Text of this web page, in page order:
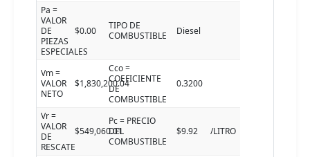
Pa =
VALOR
DE
PIEZAS
ESPECIALES
$0.00
TIPO DE
COMBUSTIBLE
Diesel
Vm =
VALOR
NETO
$1,830,200.04
Cco =
COEFICIENTE
DE
COMBUSTIBLE
0.3200
Vr =
VALOR
DE
RESCATE
$549,060.01
Pc = PRECIO
DEL
COMBUSTIBLE
$9.92 /LITRO